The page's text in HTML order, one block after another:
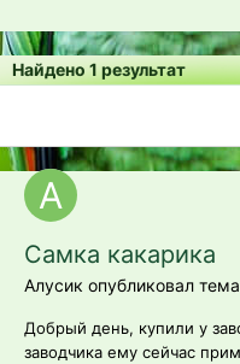
Найдено 1 результат
Самка какарика
Алусик опубликовал
Добрый день, купили у
заводчика ему сейчас